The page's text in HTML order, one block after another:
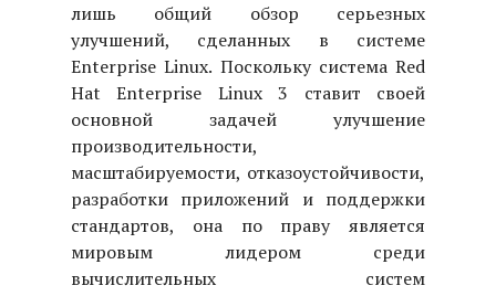
лишь общий обзор серьезных
улучшений, сделанных в системе
Enterprise Linux. Поскольку система Red
Hat Enterprise Linux 3 ставит своей
основной задачей улучшение
производительности,
масштабируемости, отказоустойчивости,
разработки приложений и поддержки
стандартов, она по праву является
мировым лидером среди
вычислительных систем